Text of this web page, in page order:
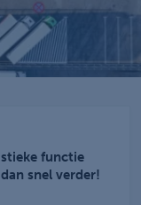
functie
snel verder!